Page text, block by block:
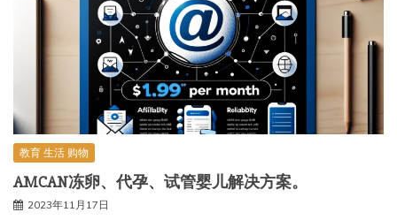
教育 生活 购物
AMCAN冻卵、代孕、试管婴儿解决方案。
2023年11月17日